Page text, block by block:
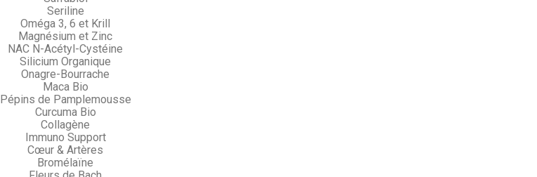
Seriline
Oméga 3, 6 et Krill
Magnésium et Zinc
NAC N-Acétyl-Cystéine
Silicium Organique
Onagre-Bourrache
Maca Bio
Pépins de Pamplemousse
Curcuma Bio
Collagène
Immuno Support
Cœur & Artères
Bromélaïne